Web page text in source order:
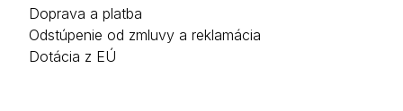
Doprava a platba
Odstúpenie od zmluvy a reklamácia
Dotácia z EÚ